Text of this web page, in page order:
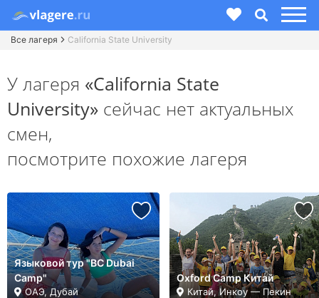
Все лагеря California State University
У лагеря «California State
University» сейчас нет актуальных
смен,
посмотрите похожие лагеря
Языковой тур "BC Dubai
Camp"
ОАЭ, Дубай
Oxford Camp Китай
Китай, Инкоу — Пекин